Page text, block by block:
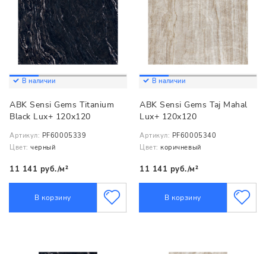
В наличии
ABK Sensi Gems Titanium
Black Lux+ 120x120
Артикул: PF60005339
Цвет: черный
11 141 руб./м²
В корзину
В наличии
ABK Sensi Gems Taj Mahal
Lux+ 120x120
Артикул: PF60005340
Цвет: коричневый
11 141 руб./м²
В корзину